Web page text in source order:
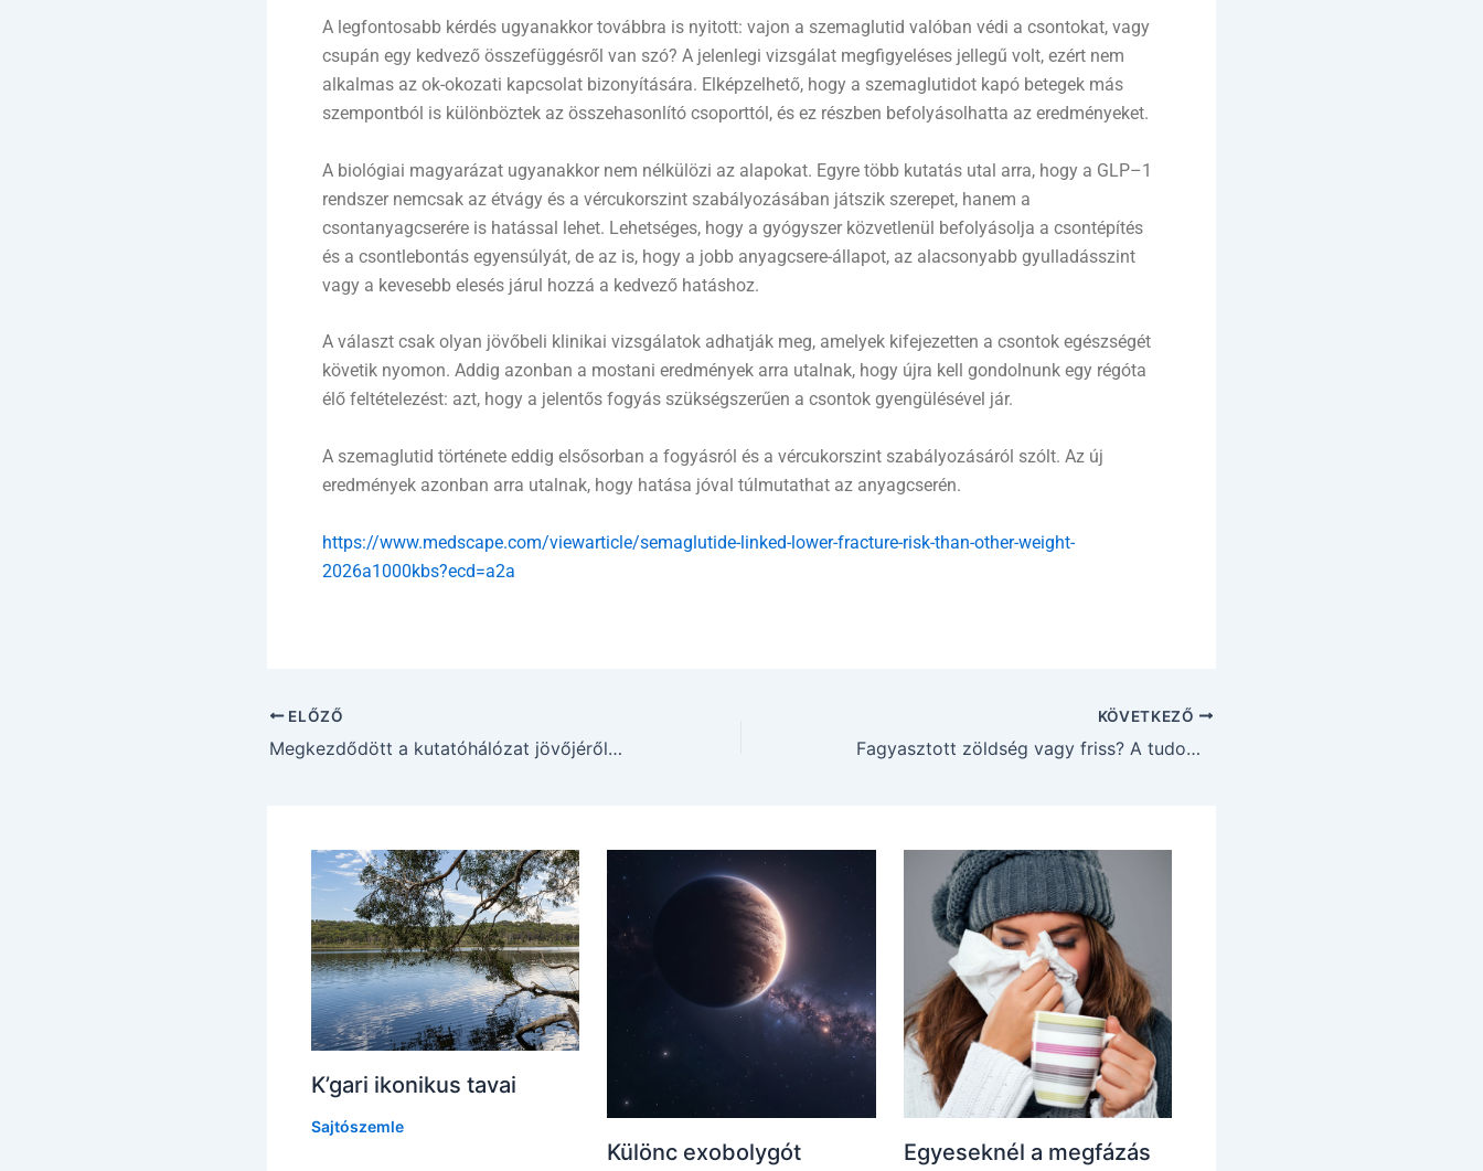
A legfontosabb kérdés ugyanakkor továbbra is nyitott: vajon a szemaglutid valóban védi a csontokat, vagy
csupán egy kedvező összefüggésről van szó? A jelenlegi vizsgálat megfigyeléses jellegű volt, ezért nem
alkalmas az ok-okozati kapcsolat bizonyítására. Elképzelhető, hogy a szemaglutidot kapó betegek más
szempontból is különböztek az összehasonlító csoporttól, és ez részben befolyásolhatta az eredményeket.
A biológiai magyarázat ugyanakkor nem nélkülözi az alapokat. Egyre több kutatás utal arra, hogy a GLP–1
rendszer nemcsak az étvágy és a vércukorszint szabályozásában játszik szerepet, hanem a
csontanyagcserére is hatással lehet. Lehetséges, hogy a gyógyszer közvetlenül befolyásolja a csontépítés
és a csontlebontás egyensúlyát, de az is, hogy a jobb anyagcsere-állapot, az alacsonyabb gyulladásszint
vagy a kevesebb elesés járul hozzá a kedvező hatáshoz.
A választ csak olyan jövőbeli klinikai vizsgálatok adhatják meg, amelyek kifejezetten a csontok egészségét
követik nyomon. Addig azonban a mostani eredmények arra utalnak, hogy újra kell gondolnunk egy régóta
élő feltételezést: azt, hogy a jelentős fogyás szükségszerűen a csontok gyengülésével jár.
A szemaglutid története eddig elsősorban a fogyásról és a vércukorszint szabályozásáról szólt. Az új
eredmények azonban arra utalnak, hogy hatása jóval túlmutathat az anyagcserén.
https://www.medscape.com/viewarticle/semaglutide-linked-lower-fracture-risk-than-other-weight-
2026a1000kbs?ecd=a2a
ELŐZŐ
Megkezdődött a kutatóhálózat jövőjéről való egyeztetés az Akadémián
KÖVETKEZŐ
Fagyasztott zöldség vagy friss? A tudomány szerint nem olyan egyértelmű a válasz.
K’gari ikonikus tavai
Sajtószemle
Különc exobolygót
Egyeseknél a megfázás